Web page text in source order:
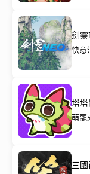
劍靈
快意
塔塔
萌寵
三國